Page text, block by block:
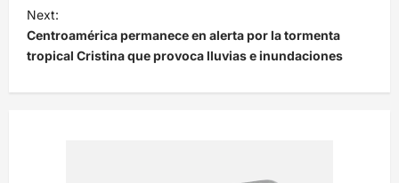
e
g
a
c
Next:
Centroamérica permanece en alerta por la tormenta
tropical Cristina que provoca lluvias e inundaciones